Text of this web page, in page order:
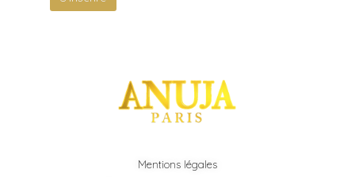
Mentions légales